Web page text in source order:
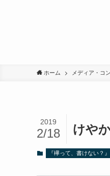
ホーム メディア・コ
けや
2019
2/18
『欅って、書けない？』